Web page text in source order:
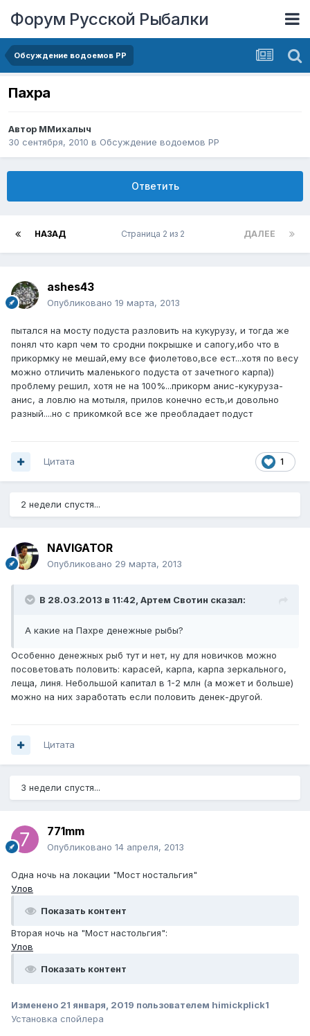
Форум Русской Рыбалки
Обсуждение водоемов РР
Пахра
Автор ММихалыч
30 сентября, 2010 в Обсуждение водоемов РР
Ответить
НАЗАД ДАЛЕЕ
Страница 2 из 2
ashes43
Опубликовано 19 марта, 2013
пытался на мосту подуста разловить на кукурузу, и тогда же
понял что карп чем то сродни покрышке и сапогу,ибо что в
прикормку не мешай,ему все фиолетово,все ест...хотя по весу
можно отличить маленького подуста от зачетного карпа))
проблему решил, хотя не на 100%...прикорм анис-кукуруза-
анис, а ловлю на мотыля, прилов конечно есть,и довольно
разный....но с прикомкой все же преобладает подуст
1
Цитата
2 недели спустя...
NAVIGATOR
Опубликовано 29 марта, 2013
В 28.03.2013 в 11:42, Артем Свотин сказал:
А какие на Пахре денежные рыбы?
Особенно денежных рыб тут и нет, ну для новичков можно
посоветовать половить: карасей, карпа, карпа зеркального,
леща, линя. Небольшой капитал в 1-2 млн (а может и больше)
можно на них заработать если половить денек-другой.
Цитата
3 недели спустя...
771mm
Опубликовано 14 апреля, 2013
Одна ночь на локации "Мост ностальгия"
Улов
Показать контент
Вторая ночь на "Мост настольгия":
Улов
Показать контент
Изменено 21 января, 2019 пользователем himickplick1
Установка спойлера